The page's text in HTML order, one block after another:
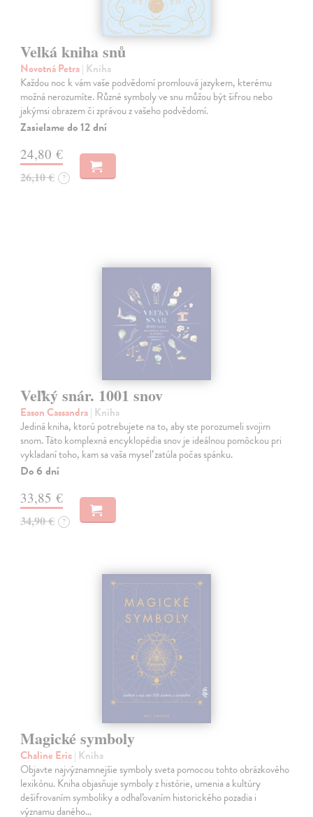
Velká kniha snů
Novotná Petra| Kniha
Každou noc k vám vaše podvědomí promlouvá jazykem, kterému
možná nerozumíte. Různé symboly ve snu můžou být šifrou nebo
jakýmsi obrazem či zprávou z vašeho podvědomí.
Zasielame do 12 dní
24,80 €
26,10 € ?
Veľký snár. 1001 snov
Eason Cassandra| Kniha
Jediná kniha, ktorú potrebujete na to, aby ste porozumeli svojim
snom. Táto komplexná encyklopédia snov je ideálnou pomôckou pri
vykladaní toho, kam sa vaša myseľ zatúla počas spánku.
Do 6 dní
33,85 €
34,90 € ?
Magické symboly
Chaline Eric| Kniha
Objavte najvýznamnejšie symboly sveta pomocou tohto obrázkového
lexikónu. Kniha objasňuje symboly z histórie, umenia a kultúry
dešifrovaním symboliky a odhaľovaním historického pozadia i
významu daného…